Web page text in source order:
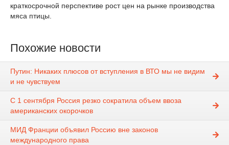
краткосрочной перспективе рост цен на рынке производства
мяса птицы.
Похожие новости
Путин: Никаких плюсов от вступления в ВТО мы не видим
и не чувствуем
С 1 сентября Россия резко сократила объем ввоза
американских окорочков
МИД Франции объявил Россию вне законов
международного права